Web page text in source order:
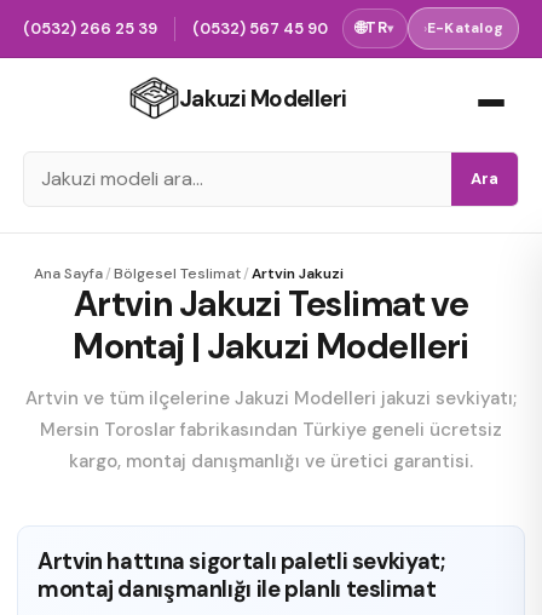
(0532) 266 25 39 (0532) 567 45 90 🌐TR▾ ›E-Katalog
Jakuzi Modelleri
Ara
Ana Sayfa/Bölgesel Teslimat/Artvin Jakuzi
Artvin Jakuzi Teslimat ve
Montaj | Jakuzi Modelleri
Artvin ve tüm ilçelerine Jakuzi Modelleri jakuzi sevkiyatı;
Mersin Toroslar fabrikasından Türkiye geneli ücretsiz
kargo, montaj danışmanlığı ve üretici garantisi.
Artvin hattına sigortalı paletli sevkiyat;
montaj danışmanlığı ile planlı teslimat